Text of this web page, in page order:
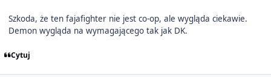
Szkoda, że ten fajafighter nie jest co-op, ale wygląda ciekawie.
Demon wygląda na wymagającego tak jak DK.
Cytuj